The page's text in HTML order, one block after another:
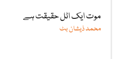
موت ایک اٹل حقیقت ہے
محمد ذیشان بٹ